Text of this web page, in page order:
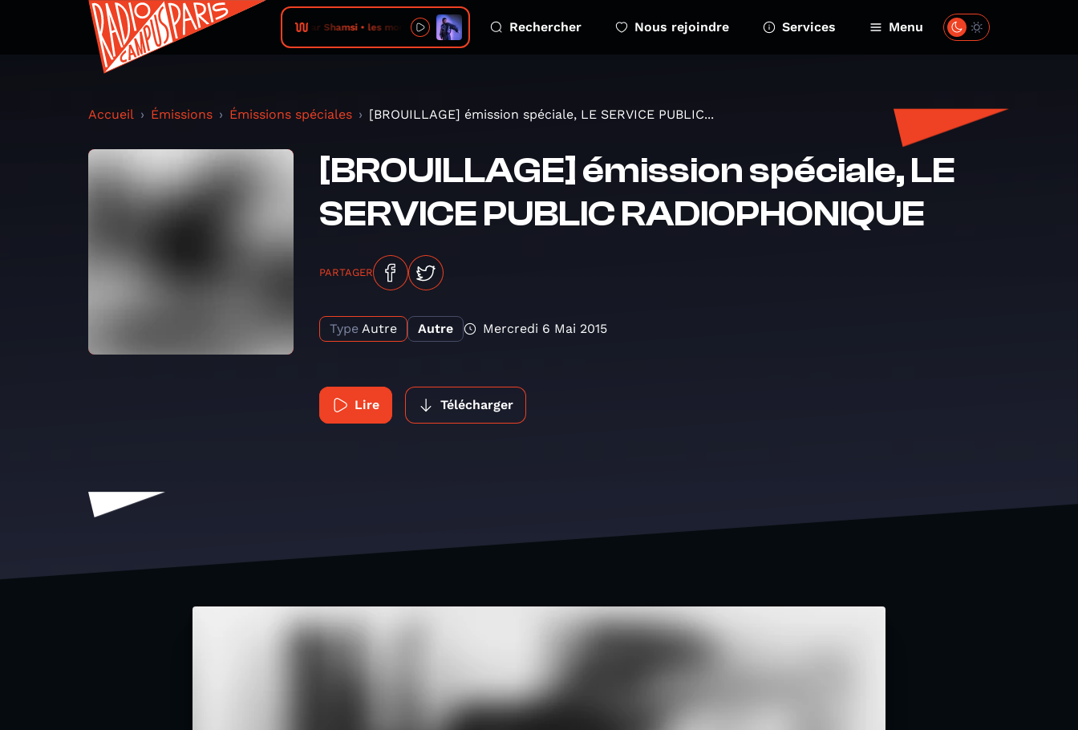
Asfar Shamsi • les montagnes avec Rechercher Nous rejoindre Services Menu
Accueil Émissions Émissions spéciales [BROUILLAGE] émission spéciale, LE SERVICE PUBLIC...
[BROUILLAGE] émission spéciale, LE
SERVICE PUBLIC RADIOPHONIQUE
PARTAGER
Type Autre Autre Mercredi 6 Mai 2015
Lire Télécharger